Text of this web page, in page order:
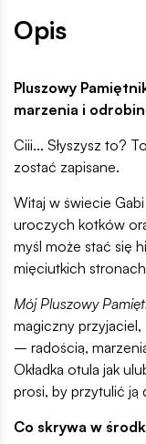
Opis
Pluszowy
marzenia i
Ciii... Słyszysz to?
zostać zapisane.
Witaj w świecie
uroczych kotków
myśl może stać się
mięciutkich
Mój Pluszowy
magiczny
– radością,
Okładka otula jak
prosi, by przytulić ją
Co skrywa w